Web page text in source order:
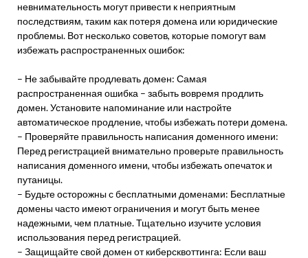
невнимательность могут привести к неприятным
последствиям, таким как потеря домена или юридические
проблемы. Вот несколько советов, которые помогут вам
избежать распространенных ошибок:
– Не забывайте продлевать домен: Самая
распространенная ошибка – забыть вовремя продлить
домен. Установите напоминание или настройте
автоматическое продление, чтобы избежать потери домена.
– Проверяйте правильность написания доменного имени:
Перед регистрацией внимательно проверьте правильность
написания доменного имени, чтобы избежать опечаток и
путаницы.
– Будьте осторожны с бесплатными доменами: Бесплатные
домены часто имеют ограничения и могут быть менее
надежными, чем платные. Тщательно изучите условия
использования перед регистрацией.
– Защищайте свой домен от киберсквоттинга: Если ваш